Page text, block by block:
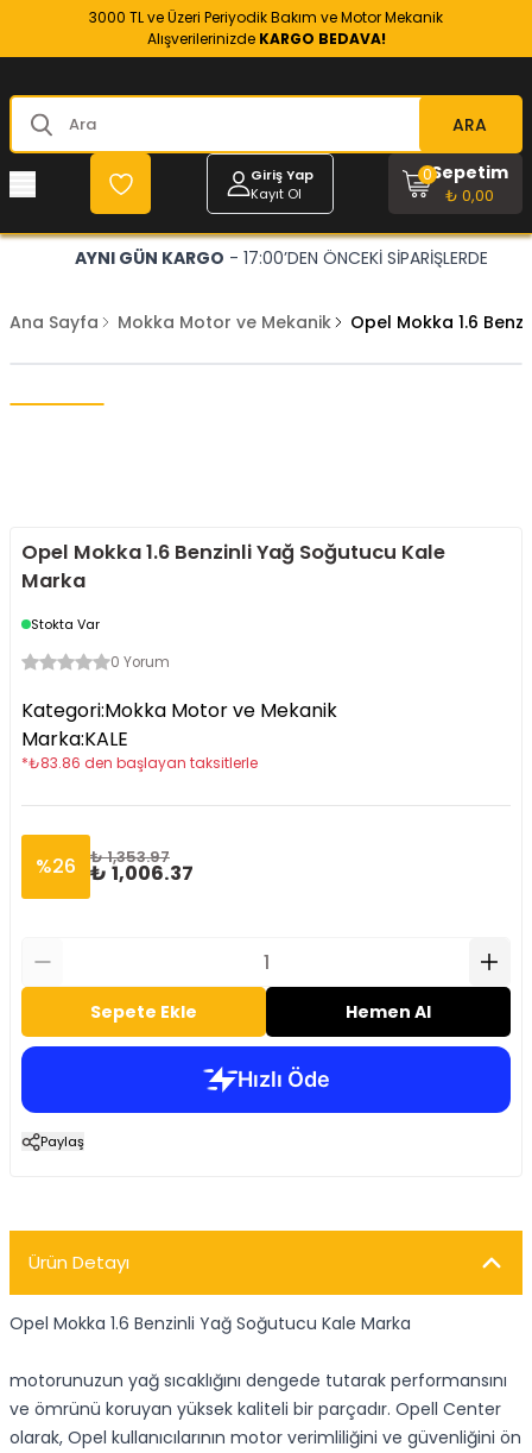
3000 TL ve Üzeri Periyodik Bakım ve Motor Mekanik
Alışverilerinizde KARGO BEDAVA!
ARA
Giriş Yap
Kayıt Ol
Sepetim
₺ 0,00
0
AYNI GÜN KARGO - 17:00’DEN ÖNCEKİ SİPARİŞLERDE
Ana Sayfa Mokka Motor ve Mekanik Opel Mokka 1.6
Opel Mokka 1.6 Benzinli Yağ Soğutucu Kale
Marka
Stokta Var
0 Yorum
Kategori:Mokka Motor ve Mekanik
Marka:KALE
*₺83.86 den başlayan taksitlerle
%26 ₺ 1,353.97
₺ 1,006.37
Sepete Ekle Hemen Al
Paylaş
Ürün Detayı
Opel Mokka 1.6 Benzinli Yağ Soğutucu Kale Marka
motorunuzun yağ sıcaklığını dengede tutarak performansını
ve ömrünü koruyan yüksek kaliteli bir parçadır. Opell Center
olarak, Opel kullanıcılarının motor verimliliğini ve güvenliğini ön